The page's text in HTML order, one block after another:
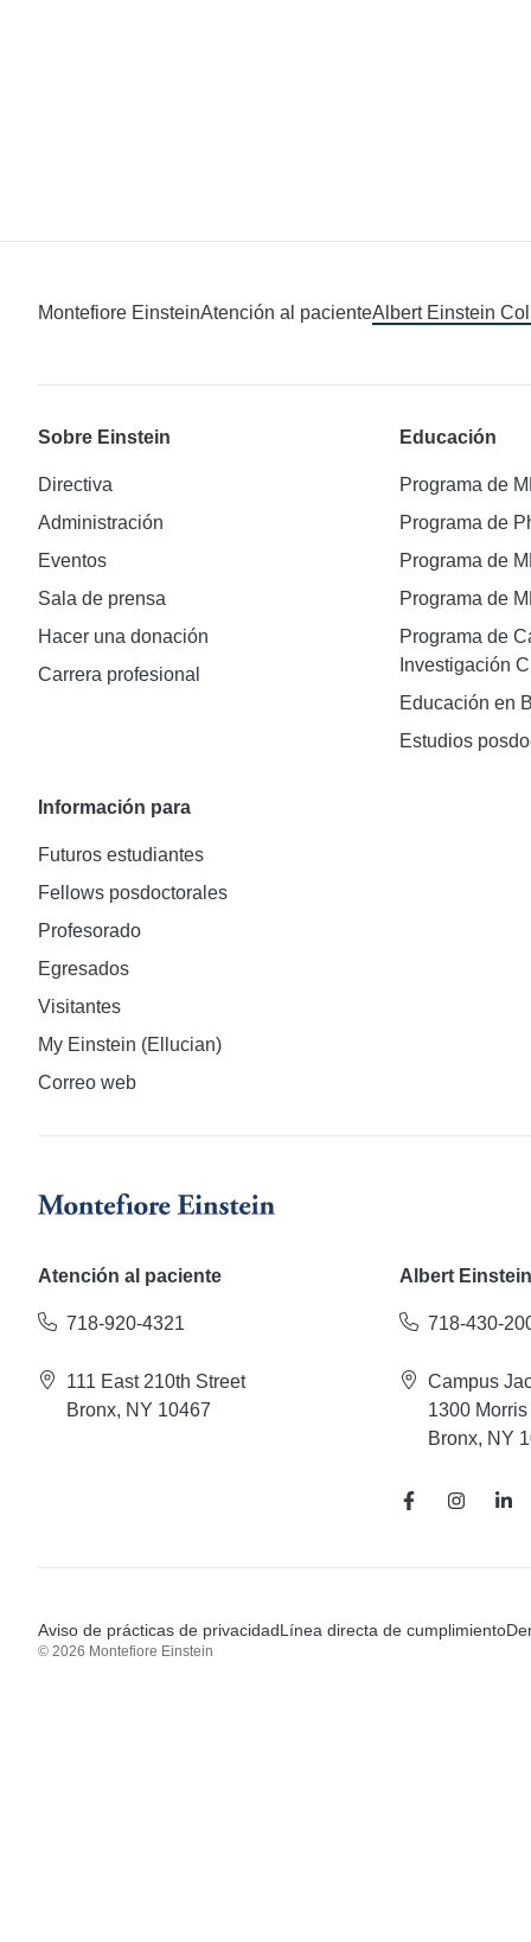
Montefiore EinsteinAtención al pacienteAlbert Einstein
Sobre Einstein
Directiva
Administración
Eventos
Sala de prensa
Hacer una donación
Carrera profesional
Educación
Programa de
Programa de
Programa de
Programa de
Programa de
Investigación
Educación en
Estudios
Información para
Futuros estudiantes
Fellows posdoctorales
Profesorado
Egresados
Visitantes
My Einstein (Ellucian)
Correo web
Atención al paciente
718-920-4321
111 East 210th Street
Bronx, NY 10467
Albert
718-430-
Campus
1300
Bronx, NY
Aviso de prácticas de privacidadLínea directa de cumplimiento
© 2026 Montefiore Einstein